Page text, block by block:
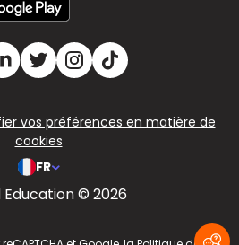
vos préférences en matière de
cookies
FR
Education © 2026